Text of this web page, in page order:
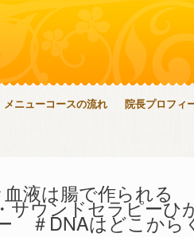
メニューコースの流れ 院長プロフィ
液は腸で作られる
ウンドセラピー
＃DNAはどこから